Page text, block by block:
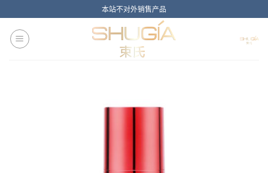
content
本站不对外销售产品